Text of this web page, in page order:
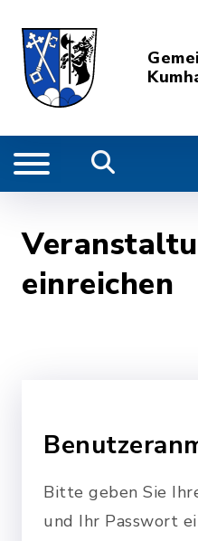
einreichen
Bitte geben Sie
und Ihr Passwort